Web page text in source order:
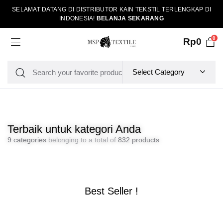
SELAMAT DATANG DI DISTRIBUTOR KAIN TEKSTIL TERLENGKAP DI
INDONESIA! BELANJA SEKARANG
Rp0 0
Terbaik untuk kategori Anda
9 categoriesbelonging to a total of 832 products
Best Seller !